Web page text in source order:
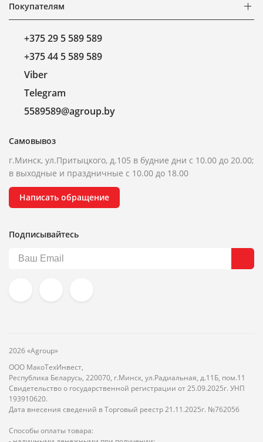
Покупателям
+375 29 5 589 589
+375 44 5 589 589
Viber
Telegram
5589589@agroup.by
Самовывоз
г.Минск, ул.Притыцкого, д.105 в будние дни с 10.00 до 20.00;
в выходные и праздничные с 10.00 до 18.00
Написать обращение
Подписывайтесь
2026 «Agroup»
ООО МакоТехИнвест,
Республика Беларусь, 220070, г.Минск, ул.Радиальная, д.11Б, пом.11
Свидетельство о государственной регистрации от 25.09.2025г. УНП
193910620.
Дата внесения сведений в Торговый реестр 21.11.2025г. №762056
Способы оплаты товара: